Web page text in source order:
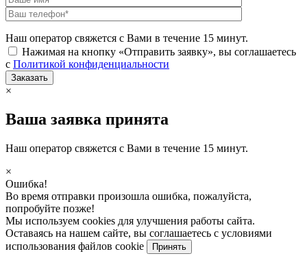
Наш оператор свяжется с Вами в течение 15 минут.
Нажимая на кнопку «Отправить заявку», вы соглашаетесь
с Политикой конфиденциальности
×
Ваша заявка принята
Наш оператор свяжется с Вами в течение 15 минут.
×
Ошибка!
Во время отправки произошла ошибка, пожалуйста,
попробуйте позже!
Мы используем cookies для улучшения работы сайта.
Оставаясь на нашем сайте, вы соглашаетесь с условиями
использования файлов cookie
Принять